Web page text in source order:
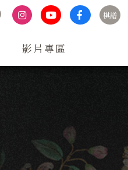
棋譜
影片專區